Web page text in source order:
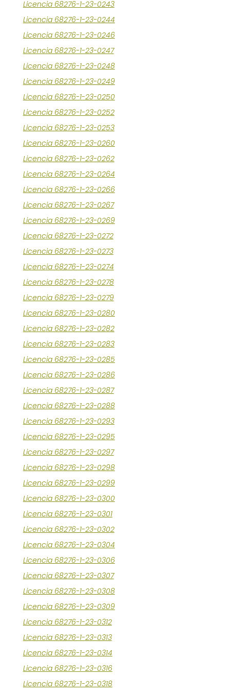
Licencia 68276-1-23-0243
Licencia 68276-1-23-0244
Licencia 68276-1-23-0246
Licencia 68276-1-23-0247
Licencia 68276-1-23-0248
Licencia 68276-1-23-0249
Licencia 68276-1-23-0250
Licencia 68276-1-23-0252
Licencia 68276-1-23-0253
Licencia 68276-1-23-0260
Licencia 68276-1-23-0262
Licencia 68276-1-23-0264
Licencia 68276-1-23-0266
Licencia 68276-1-23-0267
Licencia 68276-1-23-0269
Licencia 68276-1-23-0272
Licencia 68276-1-23-0273
Licencia 68276-1-23-0274
Licencia 68276-1-23-0278
Licencia 68276-1-23-0279
Licencia 68276-1-23-0280
Licencia 68276-1-23-0282
Licencia 68276-1-23-0283
Licencia 68276-1-23-0285
Licencia 68276-1-23-0286
Licencia 68276-1-23-0287
Licencia 68276-1-23-0288
Licencia 68276-1-23-0293
Licencia 68276-1-23-0295
Licencia 68276-1-23-0297
Licencia 68276-1-23-0298
Licencia 68276-1-23-0299
Licencia 68276-1-23-0300
Licencia 68276-1-23-0301
Licencia 68276-1-23-0302
Licencia 68276-1-23-0304
Licencia 68276-1-23-0306
Licencia 68276-1-23-0307
Licencia 68276-1-23-0308
Licencia 68276-1-23-0309
Licencia 68276-1-23-0312
Licencia 68276-1-23-0313
Licencia 68276-1-23-0314
Licencia 68276-1-23-0316
Licencia 68276-1-23-0318